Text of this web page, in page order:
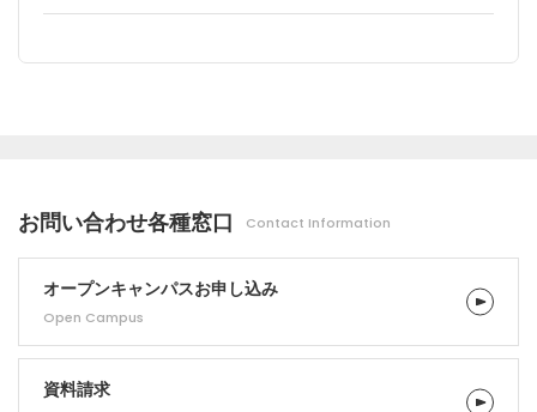
お問い合わせ各種窓口 Contact Information
オープンキャンパスお申し込み
Open Campus
資料請求